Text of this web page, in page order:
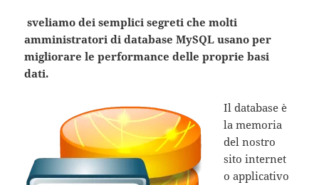
sveliamo dei semplici segreti che molti
amministratori di database MySQL usano per
migliorare le performance delle proprie basi
dati.
Il database è
la memoria
del nostro
sito internet
o applicativo